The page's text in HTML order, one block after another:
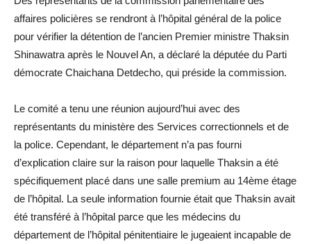
affaires policières se rendront à l’hôpital général de la police
pour vérifier la détention de l’ancien Premier ministre Thaksin
Shinawatra après le Nouvel An, a déclaré la députée du Parti
démocrate Chaichana Detdecho, qui préside la commission.
Le comité a tenu une réunion aujourd’hui avec des
représentants du ministère des Services correctionnels et de
la police. Cependant, le département n’a pas fourni
d’explication claire sur la raison pour laquelle Thaksin a été
spécifiquement placé dans une salle premium au 14ème étage
de l’hôpital. La seule information fournie était que Thaksin avait
été transféré à l’hôpital parce que les médecins du
département de l’hôpital pénitentiaire le jugeaient incapable de